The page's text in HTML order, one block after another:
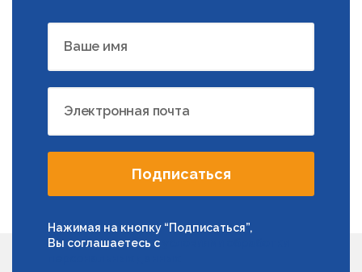
Ваше имя
Электронная почта
Подписаться
Нажимая на кнопку “Подписаться”,
Вы соглашаетесь с